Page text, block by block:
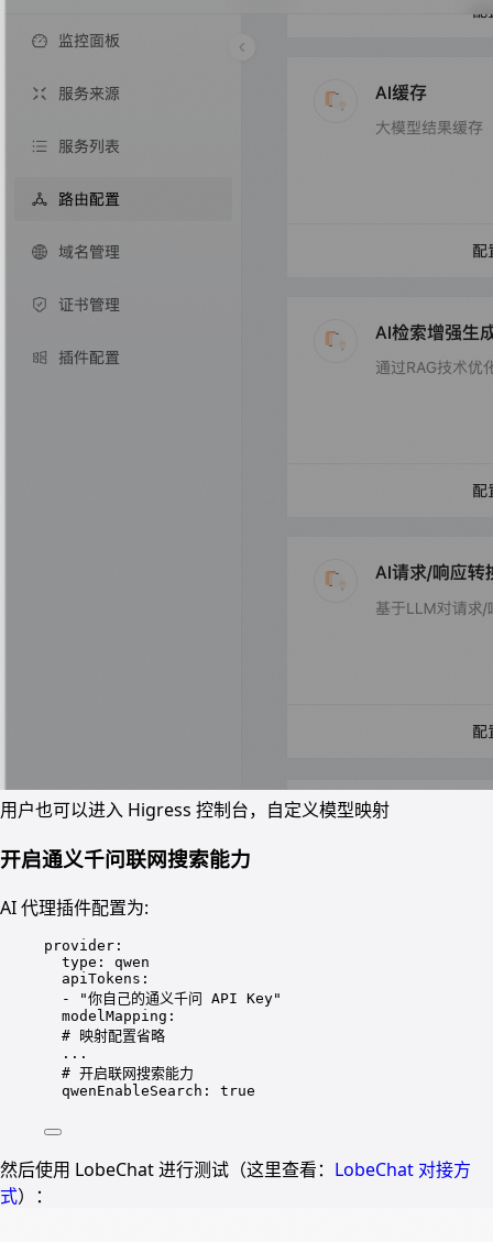
用户也可以进入 Higress 控制台，自定义模型映射
开启通义千问联网搜索能力
AI 代理插件配置为:
provider :
type : qwen
apiTokens :
-
"你自己的通义千问 API Key"
modelMapping :
# 映射配置省略
...
# 开启联网搜索能力
qwenEnableSearch : true
然后使用 LobeChat 进行测试（这里查看： LobeChat 对接方
式）：